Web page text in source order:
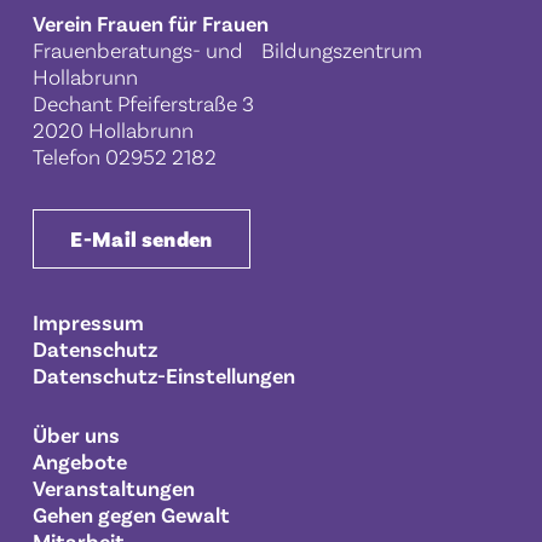
Verein Frauen für Frauen
Frauenberatungs- und Bildungszentrum
Hollabrunn
Dechant Pfeiferstraße 3
2020 Hollabrunn
Telefon 02952 2182
E-Mail senden
Impressum
Datenschutz
Datenschutz-Einstellungen
Über uns
Angebote
Veranstaltungen
Gehen gegen Gewalt